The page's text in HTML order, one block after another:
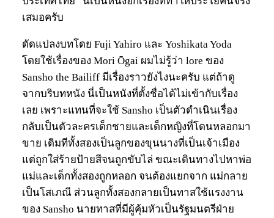
เสมอครับ
ดัดแปลงบทโดย Fuji Yahiro และ Yoshikata Yoda
โดยใช้เรื่องของ Mori Ōgai ผมไม่รู้ว่า lore ของ
Sansho the Bailiff มีเรื่องราวยังไงนะครับ แต่ถ้าดู
จากบริบทหนัง นี่เป็นหนังที่ตั้งชื่อได้ไม่เข้ากับเรื่อง
เลย เพราะแทนที่จะใช้ Sansho เป็นตัวดำเนินเรื่อง
กลับเป็นตัวละครเด็กชายและเด็กหญิงที่โดนหลอกมา
ขาย เดิมทีทั้งสองเป็นลูกของขุนนางที่เป็นเจ้าเมือง
แต่ถูกใส่ร้ายป้ายสีจนถูกขับไล่ ขณะเดินทางไปหาพ่อ
แม่และเด็กทั้งสองถูกหลอก จนต้องแยกจาก แม่กลาย
เป็นโสเภณี ส่วนลูกทั้งสองกลายเป็นทาสใช้แรงงาน
ของ Sansho นายทาสที่มีผู้คุ้มหัวเป็นรัฐมนตรีฝ่าย